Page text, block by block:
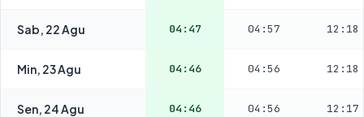
Sab, 22 Agu 04:47 04:57 12:18
Min, 23 Agu 04:46 04:56 12:18
Sen, 24 Agu 04:46 04:56 12:17